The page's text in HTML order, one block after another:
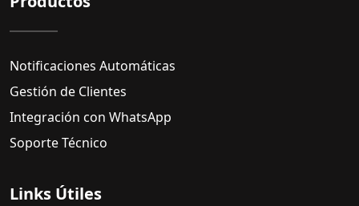
Notificaciones Automáticas
Gestión de Clientes
Integración con WhatsApp
Soporte Técnico
Links Útiles